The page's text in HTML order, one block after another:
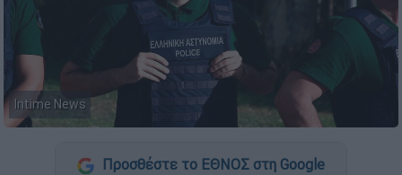
Intime News
Προσθέστε το ΕΘΝΟΣ στη Google